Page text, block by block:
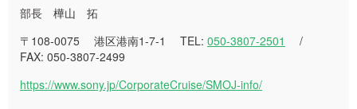
部長 樺山 拓
〒108-0075 港区港南1-7-1 TEL: 050-3807-2501
/
FAX: 050-3807-2499
https://www.sony.jp/CorporateCruise/SMOJ-info/